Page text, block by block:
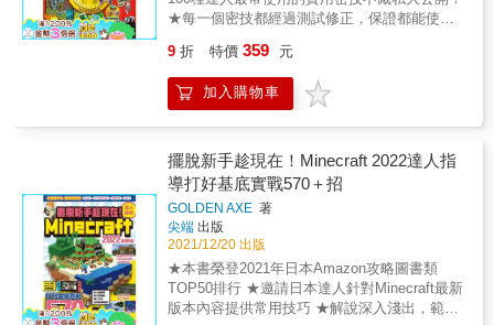
玩家。 & 為此編輯部推薦這本最受日本玩家支
持，榮獲2021年日本Amazon攻略本圖書類排
行TOP50的Siwtch版Minecraft完全攻略，全書
確、最實用的內容呈現在玩家面前。全書內容
網羅Minecraft的冒險、地域、打寶、BOSS
戰、建築、紅石、指令等全部玩法，相信一定
就算用NS玩也要用自製特效讓自己帥氣滿點！
火之神神樂的指令全解 2. 從哪邊開始閱讀都沒
有障礙！遊戲初始到破關的全部流程都圖解給
你看 3. 超好懂的設計分解圖帶你一步一步蓋出
好看又可愛的動物建築 4. 操作不習慣也不怕！
多種怪物農場讓你輕鬆刷資源 5. 超詳細圖鑑資
料在此！不管是冒險、建築還是指令的實用資
料一應俱全
★每一個密技都經過測試修正，保證都能使
將讀者最常使用、最受歡迎的Minecraft密技統
計後集結成冊，並且依照Minecraft當前最新版
本加以測試校對，確保每一個密技都能正常使
地的大爆炸！大家最愛的應景機關最適合假期
動手做！ ◎神奇的豬圈跳舞機 只要把特定的唱
片放到場片機，豬圈裡面的豬就會隨之起舞!?
神奇裝置教你怎麼做！ ◎真正躺著賺！讓豬布
林自動吐出寶物的密技 每次要跟豬布林交換物
品都要找個老半天，還要擔心被攻擊。現在就
來讓牠自動吐出寶物！ ◎登峰造極的裝潢技術
達人的建築選材術大公開，蓋好豪華別墅後，
再運用到室內裝潢上，你也能蓋出裡外皆美觀
9 折 特價 359 元
加入購物車
擺脫新手趁現在！Minecraft 2022達人指
導打好基底實戰570＋招
GOLDEN AXE 著
尖端 出版
2021/12/20 出版
★本書榮登2021年日本Amazon攻略圖書類
TOP50排行 ★邀請日本達人針對Minecraft最新
版本內容提供常用技巧 ★解說深入淺出，範圍